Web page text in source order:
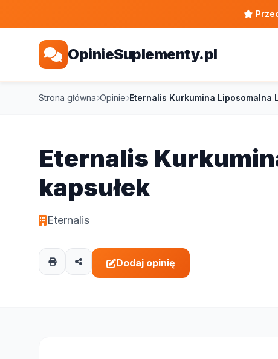
OpinieSuplementy.pl
Strona główna Opinie Eternalis Kurkumina Liposomalna
Eternalis
kapsułek
Eternalis
Dodaj opinię